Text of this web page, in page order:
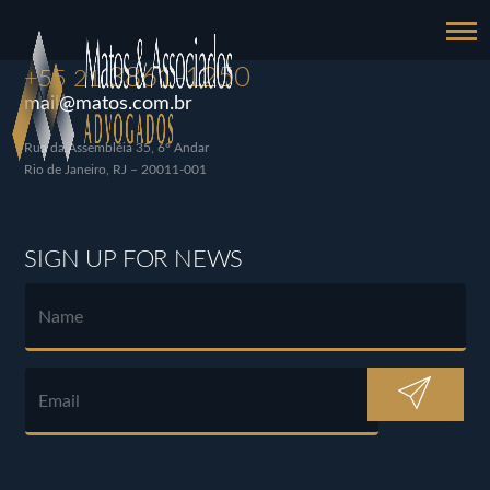
+55 213861-1250
mail@matos.com.br
Rua da Assembléia 35, 6º Andar
Rio de Janeiro, RJ – 20011-001
SIGN UP FOR NEWS